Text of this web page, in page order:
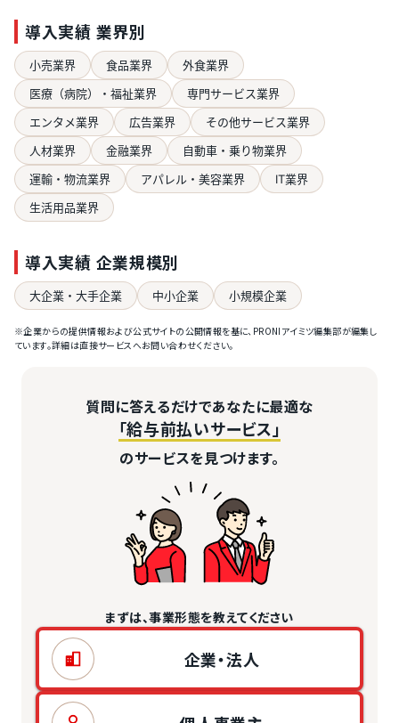
導入実績 業界別
小売業界 食品業界
外食業界
医療（病院）・福祉業界
専門サービス業界
エンタメ業界
広告業界
その他サービス業界
人材業界
金融業界
自動車・乗り物業界
運輸・物流業界
アパレル・美容業界
IT業界
生活用品業界
導入実績 企業規模別
大企業・大手企業 中小企業 小規模企業
※企業からの提供情報および公式サイトの公開情報を基に、PRONIアイミツ編集部が編集し
ています。詳細は直接サービスへお問い合わせください。
質問に答えるだけであなたに最適な
「給与前払いサービス」
のサービスを見つけます。
まずは、事業形態を教えてください
企業・法人